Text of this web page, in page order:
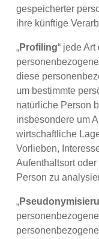
gespeicherter
ihre künftige
„Profiling“ jede
diese
um bestimmte
natürliche Person
insbesondere um
wirtschaftliche
Vorlieben,
Aufenthaltsort
Person zu
„